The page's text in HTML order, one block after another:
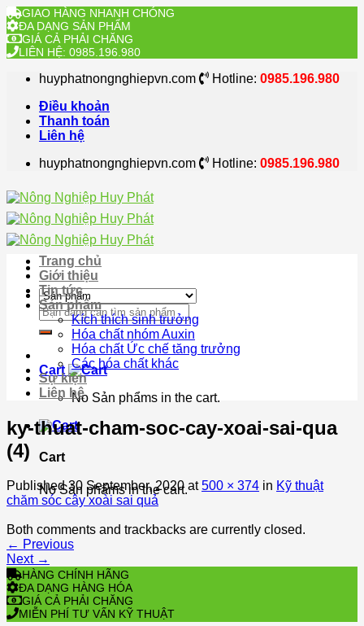
GIAO HÀNG NHANH CHÓNG
ĐA DẠNG SẢN PHẨM
GIÁ CẢ PHẢI CHĂNG
LIÊN HỆ: 0985.196.980
huyphatnongnghiepvn.com Hotline: 0985.196.980
Điều khoản
Thanh toán
Liên hệ
huyphatnongnghiepvn.com
Hotline: 0985.196.980
Search
for:
Cart
No Sản phẩms in the cart.
Cart
No Sản phẩms in the cart.
Trang chủ
Giới thiệu
Tin tức
Sản phẩm
Kích thích sinh trưởng
Hóa chất nhóm Auxin
Hóa chất Ức chế tăng trưởng
Các hóa chất khác
Sự kiện
Liên hệ
ky-thuat-cham-soc-cay-xoai-sai-qua
(4)
Published30 September, 2020at500 × 374 in Kỹ thuật
chăm sóc cây xoài sai quả
Both comments and trackbacks are currently closed.
← Previous
Next →
HÀNG CHÍNH HÃNG
ĐA DẠNG HÀNG HÓA
GIÁ CẢ PHẢI CHĂNG
MIỄN PHÍ TƯ VẤN KỸ THUẬT